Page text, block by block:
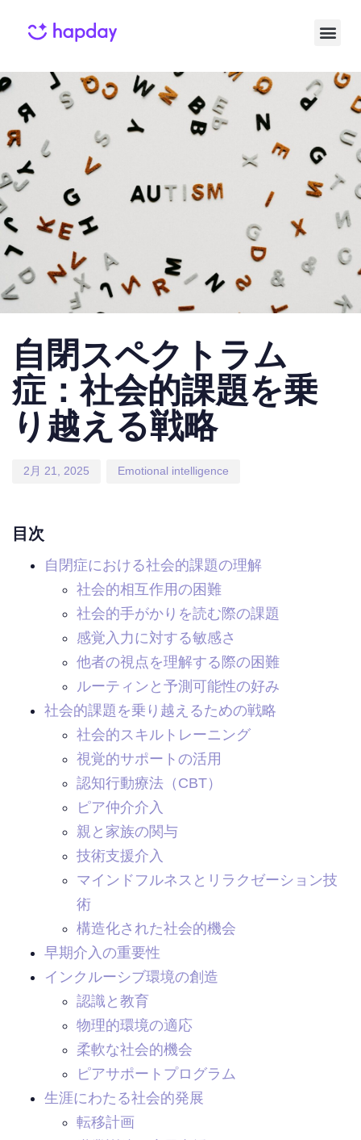
自閉スペクトラム
症：社会的課題を乗
り越える戦略
2月 21, 2025 Emotional intelligence
目次
自閉症における社会的課題の理解
社会的相互作用の困難
社会的手がかりを読む際の課題
感覚入力に対する敏感さ
他者の視点を理解する際の困難
ルーティンと予測可能性の好み
社会的課題を乗り越えるための戦略
社会的スキルトレーニング
視覚的サポートの活用
認知行動療法（CBT）
ピア仲介介入
親と家族の関与
技術支援介入
マインドフルネスとリラクゼーション技
術
構造化された社会的機会
早期介入の重要性
インクルーシブ環境の創造
認識と教育
物理的環境の適応
柔軟な社会的機会
ピアサポートプログラム
生涯にわたる社会的発展
転移計画